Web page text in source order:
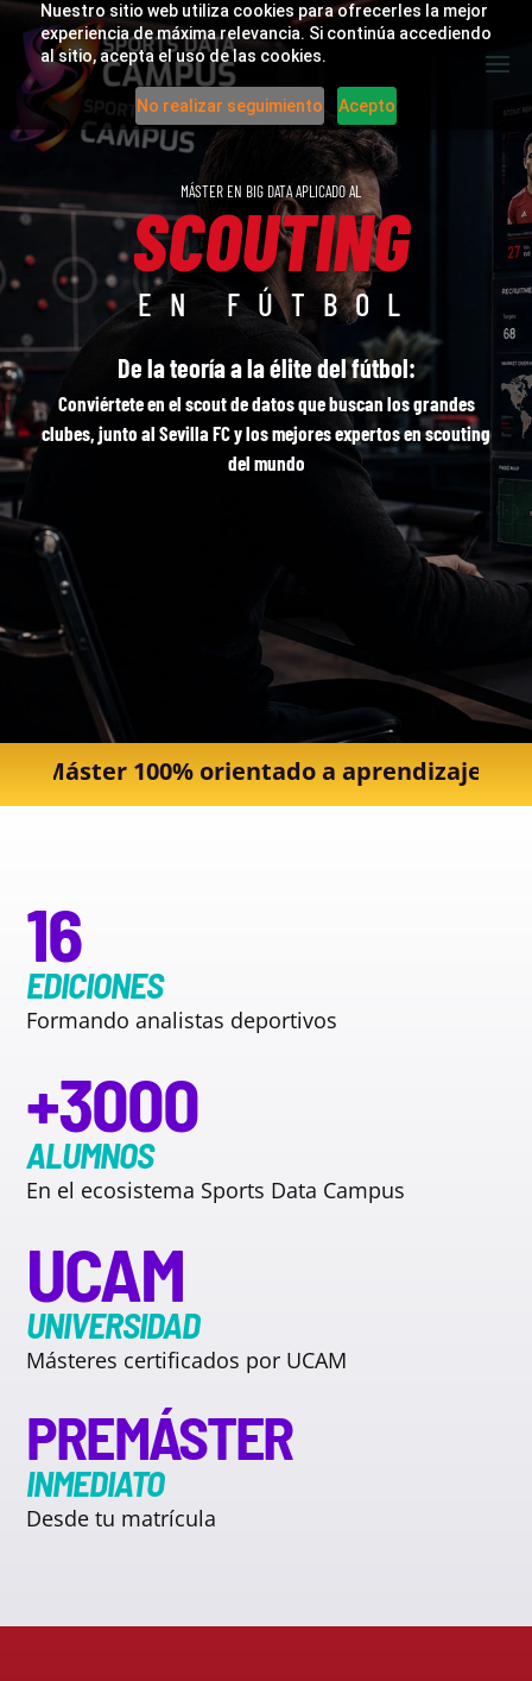
Nuestro sitio web utiliza cookies para ofrecerles la mejor
experiencia de máxima relevancia. Si continúa accediendo
al sitio, acepta el uso de las cookies.
No realizar seguimiento Acepto
MÁSTER EN BIG DATA APLICADO AL
SCOUTING
EN FÚTBOL
De la teoría a la élite del fútbol:
Conviértete en el scout de datosque buscan los grandes
clubes, junto al Sevilla FC ylos mejores expertos en scouting
del mundo
orientado a aprendizaje y empleabilidad ·
16
EDICIONES
Formando analistas deportivos
+3000
ALUMNOS
En el ecosistema Sports Data Campus
UCAM
UNIVERSIDAD
Másteres certificados por UCAM
PREMÁSTER
INMEDIATO
Desde tu matrícula